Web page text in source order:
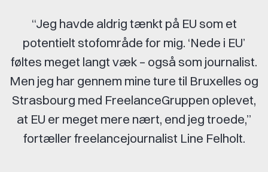
“Jeg havde aldrig tænkt på EU som et
potentielt stofområde for mig. ‘Nede i EU’
føltes meget langt væk – også som journalist.
Men jeg har gennem mine ture til Bruxelles og
Strasbourg med FreelanceGruppen oplevet,
at EU er meget mere nært, end jeg troede,”
fortæller freelancejournalist Line Felholt.